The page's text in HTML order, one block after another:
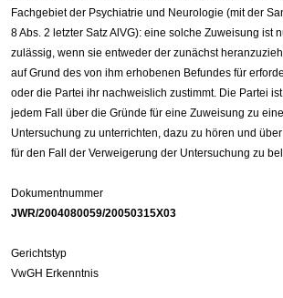
Fachgebiet der Psychiatrie und Neurologie (mit der
8 Abs. 2 letzter Satz AlVG): eine solche Zuweisung ist
zulässig, wenn sie entweder der zunächst
auf Grund des von ihm erhobenen Befundes für
oder die Partei ihr nachweislich zustimmt. Die Partei
jedem Fall über die Gründe für eine Zuweisung zu
Untersuchung zu unterrichten, dazu zu hören und
für den Fall der Verweigerung der Untersuchung zu
Dokumentnummer
JWR/2004080059/20050315X03
Gerichtstyp
VwGH Erkenntnis